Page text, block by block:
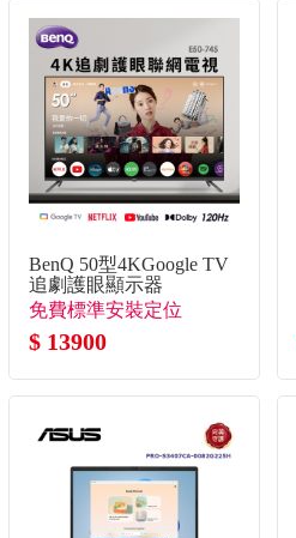
BenQ 50型4KGoogle TV
追劇護眼顯示器
免費標準安裝定位
$ 13900